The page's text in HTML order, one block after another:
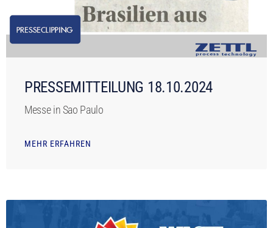
PRESSEMITTEILUNG 18.10.2024
Messe in Sao Paulo
MEHR ERFAHREN